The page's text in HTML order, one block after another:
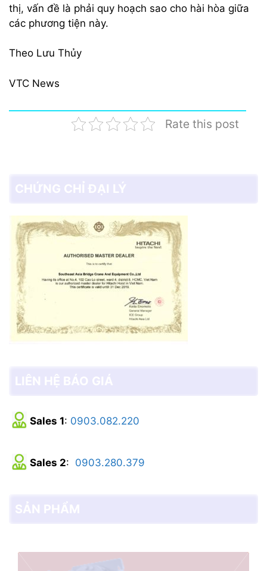
thị, vấn đề là phải quy hoạch sao cho hài hòa giữa
các phương tiện này.
Theo Lưu Thủy
VTC News
Rate this post
Sales 1: 0903.082.220
Sales 2: 0903.280.379